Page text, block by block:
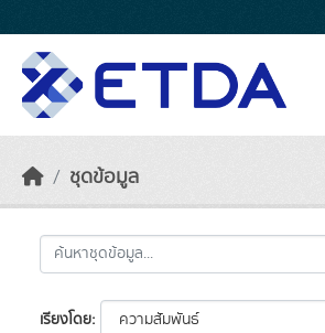
ชุดข้อมูล
เรียงโดย